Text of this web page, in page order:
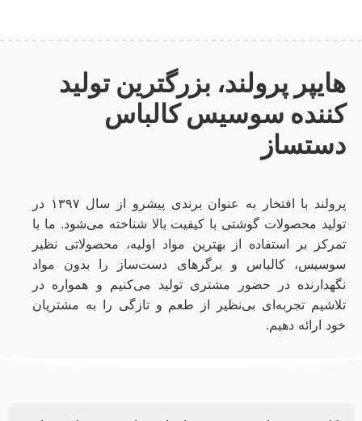
هایپر پرولند، بزرگترین تولید
کننده سوسیس کالباس
دستساز
پرولند با افتخار به عنوان برندی پیشرو از سال ۱۳۹۷ در
تولید محصولات گوشتی با کیفیت بالا شناخته می‌شود. ما با
تمرکز بر استفاده از بهترین مواد اولیه، محصولاتی نظیر
سوسیس، کالباس و برگرهای دست‌ساز را بدون مواد
نگهدارنده در حضور مشتری تولید می‌کنیم و همواره در
تلاشیم تجربه‌ای بی‌نظیر از طعم و تازگی را به مشتریان
خود ارائه دهیم.